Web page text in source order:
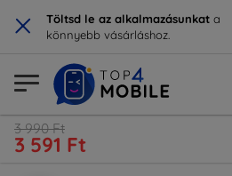
× Töltsd le az alkalmazásunkat a
könnyebb vásárláshoz.
3 990 Ft
3 591 Ft